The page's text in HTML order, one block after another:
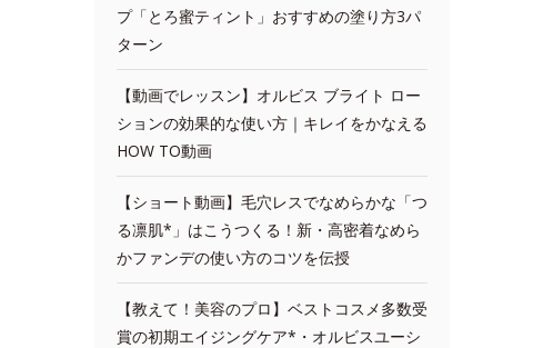
プ「とろ蜜ティント」おすすめの塗り方3パ
ターン
【動画でレッスン】オルビス ブライト ロー
ションの効果的な使い方｜キレイをかなえる
HOW TO動画
【ショート動画】毛穴レスでなめらかな「つ
る凛肌*」はこうつくる！新・高密着なめら
かファンデの使い方のコツを伝授
【教えて！美容のプロ】ベストコスメ多数受
賞の初期エイジングケア*・オルビスユーシ